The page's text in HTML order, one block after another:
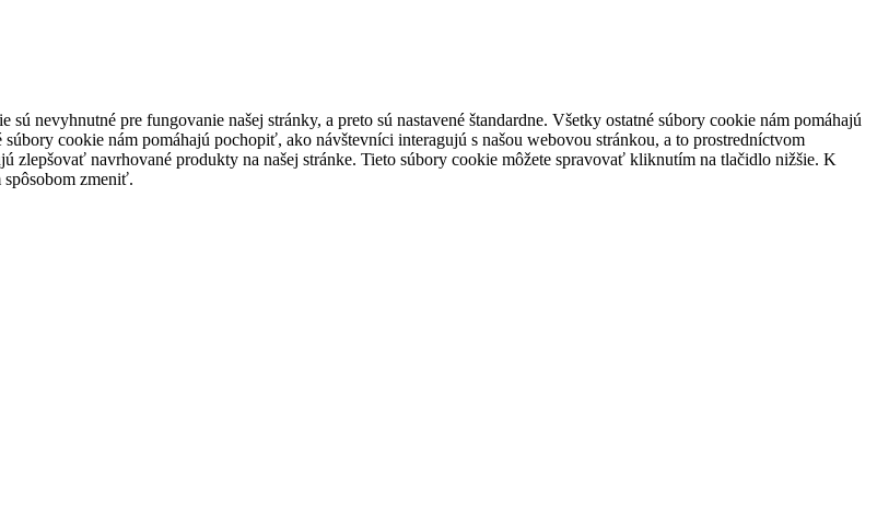
nevyhnutné pre fungovanie našej stránky, a preto sú nastavené štandardne. Všetky ostatné súbory cookie nám pomáhajú
cookie nám pomáhajú pochopiť, ako návštevníci interagujú s našou webovou stránkou, a to prostredníctvom
navrhované produkty na našej stránke. Tieto súbory cookie môžete spravovať kliknutím na tlačidlo nižšie. K
spôsobom zmeniť.